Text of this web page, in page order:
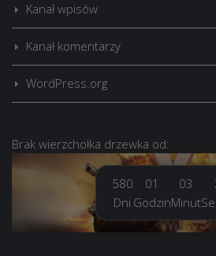
Kanał wpisów
Kanał komentarzy
WordPress.org
Brak wierzchołka drzewka od:
580
Dni
01
Godzin
03
Minut